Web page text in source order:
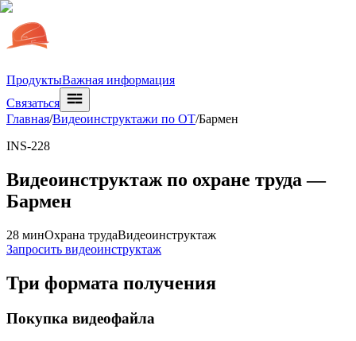
ПродуктыВажная информация
Связаться
Главная/Видеоинструктажи по ОТ/Бармен
INS-228
Видеоинструктаж по охране труда —
Бармен
28 минОхрана трудаВидеоинструктаж
Запросить видеоинструктаж
Три формата получения
Покупка видеофайла